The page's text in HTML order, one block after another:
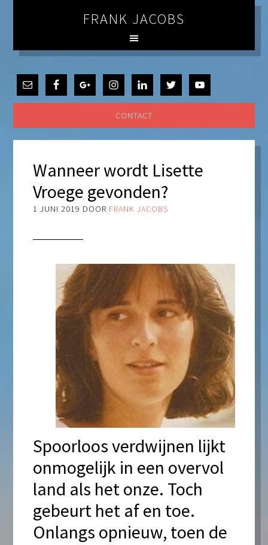
FRANK JACOBS
CONTACT
Wanneer wordt Lisette
Vroege gevonden?
1 JUNI 2019 DOOR FRANK JACOBS
Spoorloos verdwijnen lijkt
onmogelijk in een overvol
land als het onze. Toch
gebeurt het af en toe.
Onlangs opnieuw, toen de